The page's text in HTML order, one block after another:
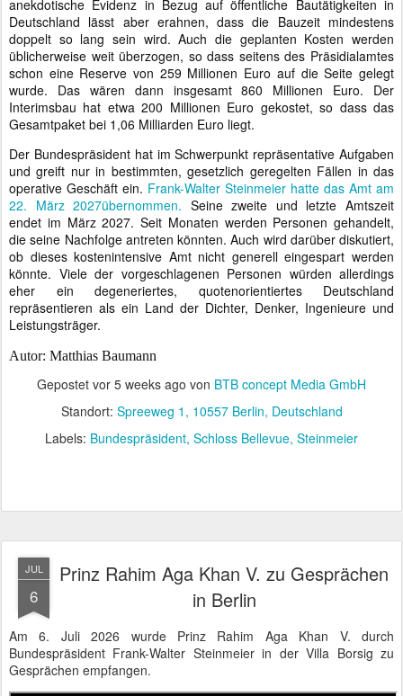
anekdotische Evidenz in Bezug auf öffentliche Bautätigkeiten in
Deutschland lässt aber erahnen, dass die Bauzeit mindestens
doppelt so lang sein wird. Auch die geplanten Kosten werden
üblicherweise weit überzogen, so dass seitens des Präsidialamtes
schon eine Reserve von 259 Millionen Euro auf die Seite gelegt
wurde. Das wären dann insgesamt 860 Millionen Euro. Der
Interimsbau hat etwa 200 Millionen Euro gekostet, so dass das
Gesamtpaket bei 1,06 Milliarden Euro liegt.
Der Bundespräsident hat im Schwerpunkt repräsentative Aufgaben
und greift nur in bestimmten, gesetzlich geregelten Fällen in das
operative Geschäft ein. Frank-Walter Steinmeier hatte das Amt am
22. März 2027übernommen. Seine zweite und letzte Amtszeit
endet im März 2027. Seit Monaten werden Personen gehandelt,
die seine Nachfolge antreten könnten. Auch wird darüber diskutiert,
ob dieses kostenintensive Amt nicht generell eingespart werden
könnte. Viele der vorgeschlagenen Personen würden allerdings
eher ein degeneriertes, quotenorientiertes Deutschland
repräsentieren als ein Land der Dichter, Denker, Ingenieure und
Leistungsträger.
Autor: Matthias Baumann
Gepostet vor 5 weeks ago von BTB concept Media GmbH
Standort: Spreeweg 1, 10557 Berlin, Deutschland
Labels: Bundespräsident Schloss Bellevue Steinmeier
JUL
6
Prinz Rahim Aga Khan V. zu Gesprächen
in Berlin
Am 6. Juli 2026 wurde Prinz Rahim Aga Khan V. durch
Bundespräsident Frank-Walter Steinmeier in der Villa Borsig zu
Gesprächen empfangen.